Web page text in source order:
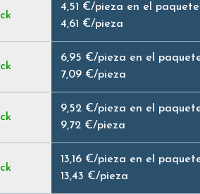
4,51 €/pieza en el paquete
4,61 €/pieza
6,95 €/pieza en el
7,09 €/pieza
9,52 €/pieza en el
9,72 €/pieza
13,16 €/pieza en el
13,43 €/pieza